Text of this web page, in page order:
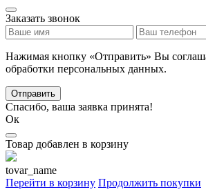
Заказать звонок
Нажимая кнопку «Отправить» Вы
обработки персональных данных.
Отправить
Спасибо, ваша заявка принята!
Ок
Товар добавлен в корзину
tovar_name
Перейти в корзину Продолжить покупки